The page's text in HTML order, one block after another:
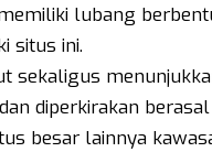
lubang
situs ini.
sekaligus
diperkirakan
besar lainnya